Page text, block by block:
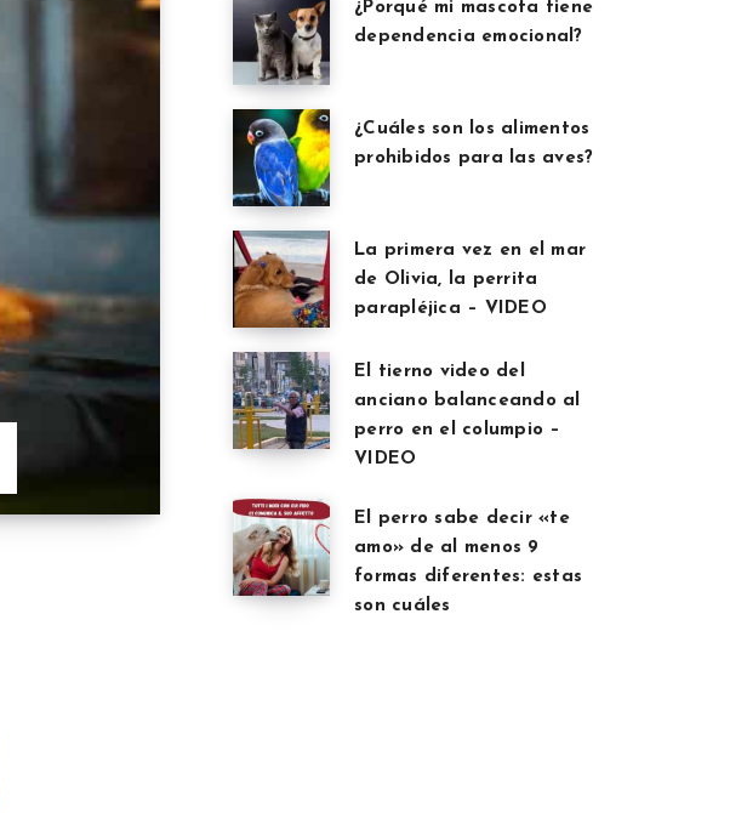
¿Porqué mi mascota tiene
dependencia emocional?
¿Cuáles son los alimentos
prohibidos para las aves?
La primera vez en el mar
de Olivia, la perrita
parapléjica – VIDEO
El tierno video del
anciano balanceando al
perro en el columpio –
VIDEO
El perro sabe decir «te
amo» de al menos 9
formas diferentes: estas
son cuáles